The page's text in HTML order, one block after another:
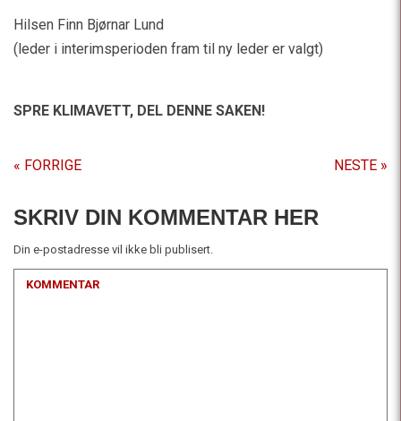
Hilsen Finn Bjørnar Lund
(leder i interimsperioden fram til ny leder er valgt)
SPRE KLIMAVETT, DEL DENNE SAKEN!
« FORRIGE NESTE »
SKRIV DIN KOMMENTAR HER
Din e-postadresse vil ikke bli publisert.
KOMMENTAR